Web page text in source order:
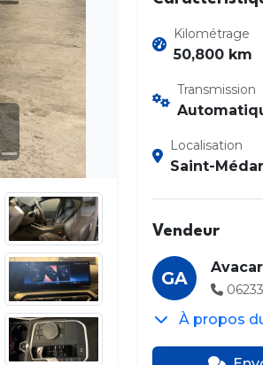
Kilométrage
50,800 km
Transmission
Localisation
Saint-
Vendeur
GA
Avacar
À propos